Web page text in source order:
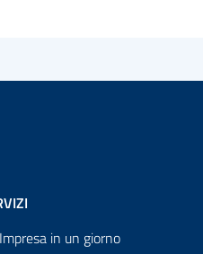
in un giorno